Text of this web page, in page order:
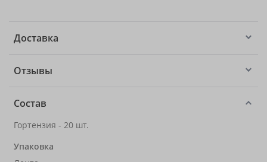
Доставка
Отзывы
Состав
Гортензия - 20 шт.
Упаковка